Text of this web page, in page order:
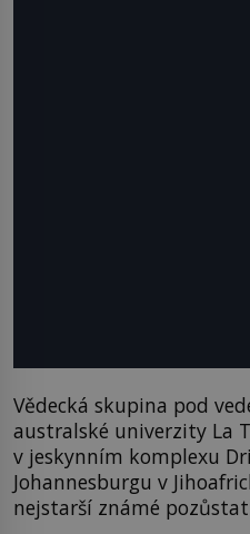
Vědecká skupina pod
australské univerzity La
v jeskynním komplexu
Johannesburgu v
nejstarší známé